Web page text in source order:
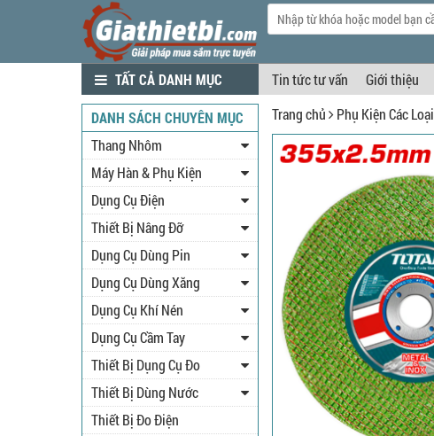
TẤT CẢ DANH MỤC Tin tức tư vấn Giới thiệu
Trang chủ
Phụ Kiện Các Loại
DANH SÁCH CHUYÊN MỤC
Thang Nhôm
Máy Hàn & Phụ Kiện
Dụng Cụ Điện
Thiết Bị Nâng Đỡ
Dụng Cụ Dùng Pin
Dụng Cụ Dùng Xăng
Dụng Cụ Khí Nén
Dụng Cụ Cầm Tay
Thiết Bị Dụng Cụ Đo
Thiết Bị Dùng Nước
Thiết Bị Đo Điện